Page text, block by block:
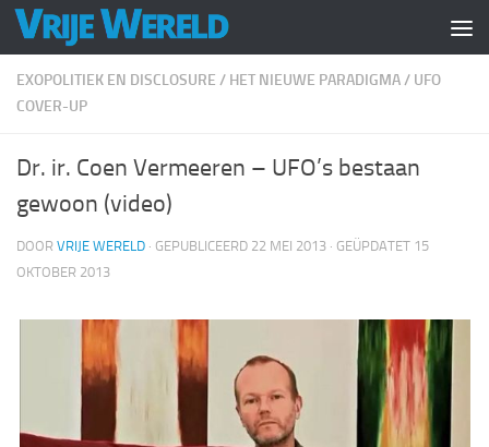
Doorgaan naar inhoud
EXOPOLITIEK EN DISCLOSURE / HET NIEUWE PARADIGMA/ UFO
COVER-UP
Dr. ir. Coen Vermeeren – UFO’s bestaan
gewoon (video)
DOOR VRIJE WERELD · GEPUBLICEERD 22 MEI 2013 · GEÜPDATET 15
OKTOBER 2013